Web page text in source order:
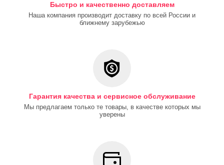
Быстро и качественно доставляем
Наша компания производит доставку по всей России и
ближнему зарубежью
Гарантия качества и сервисное обслуживание
Мы предлагаем только те товары, в качестве которых мы
уверены